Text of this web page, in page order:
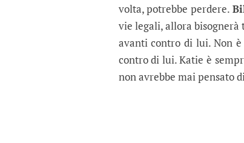
volta, potrebbe perdere.
vie legali, allora bisognerà
avanti contro di lui. Non
contro di lui. Katie è
non avrebbe mai pensato